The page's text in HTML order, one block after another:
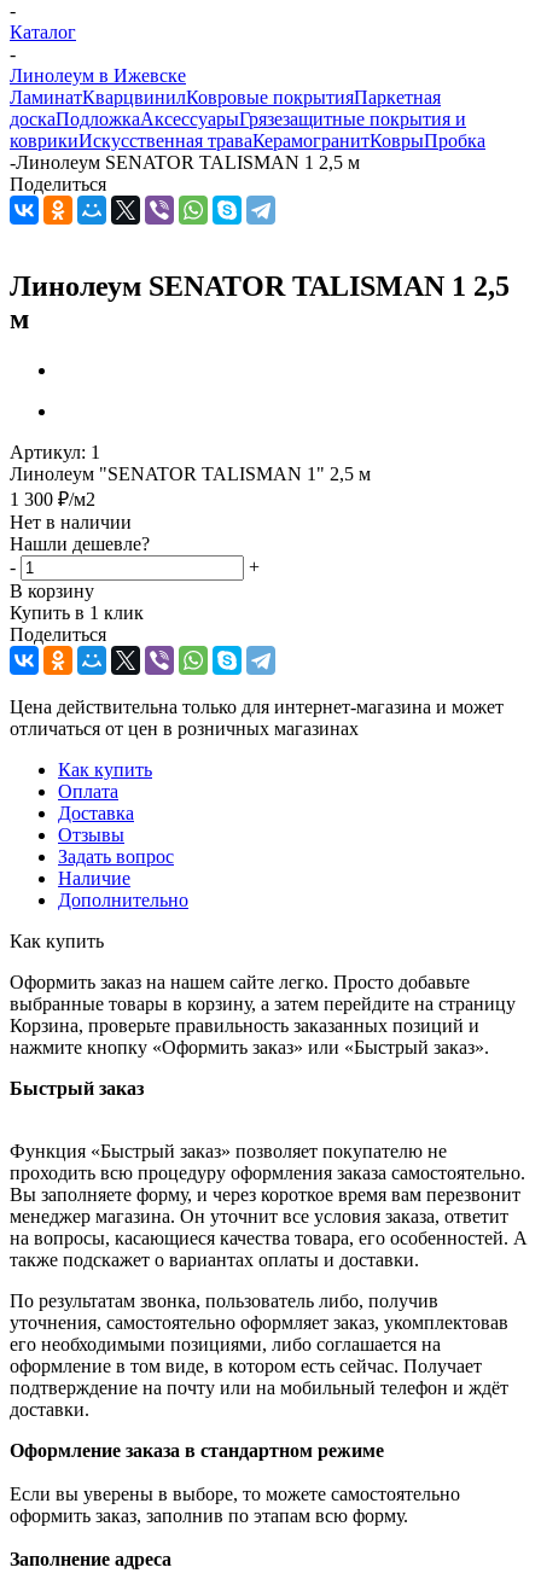
-
Каталог
-
Линолеум в Ижевске
ЛаминатКварцвинилКовровые покрытияПаркетная
доскаПодложкаАксессуарыГрязезащитные покрытия и
коврикиИскусственная траваКерамогранитКоврыПробка
-Линолеум SENATOR TALISMAN 1 2,5 м
Поделиться
Линолеум SENATOR TALISMAN 1 2,5
м
Артикул: 1
Линолеум "SENATOR TALISMAN 1" 2,5 м
1 300 ₽/м2
Нет в наличии
Нашли дешевле?
-
+
В корзину
Купить в 1 клик
Поделиться
Цена действительна только для интернет-магазина и может
отличаться от цен в розничных магазинах
Как купить
Оплата
Доставка
Отзывы
Задать вопрос
Наличие
Дополнительно
Как купить
Оформить заказ на нашем сайте легко. Просто добавьте
выбранные товары в корзину, а затем перейдите на страницу
Корзина, проверьте правильность заказанных позиций и
нажмите кнопку «Оформить заказ» или «Быстрый заказ».
Быстрый заказ
Функция «Быстрый заказ» позволяет покупателю не
проходить всю процедуру оформления заказа самостоятельно.
Вы заполняете форму, и через короткое время вам перезвонит
менеджер магазина. Он уточнит все условия заказа, ответит
на вопросы, касающиеся качества товара, его особенностей. А
также подскажет о вариантах оплаты и доставки.
По результатам звонка, пользователь либо, получив
уточнения, самостоятельно оформляет заказ, укомплектовав
его необходимыми позициями, либо соглашается на
оформление в том виде, в котором есть сейчас. Получает
подтверждение на почту или на мобильный телефон и ждёт
доставки.
Оформление заказа в стандартном режиме
Если вы уверены в выборе, то можете самостоятельно
оформить заказ, заполнив по этапам всю форму.
Заполнение адреса